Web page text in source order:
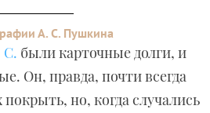
А. С. Пушкина
С. были карточные долги, и
Он, правда, почти всегда
покрыть, но, когда случались